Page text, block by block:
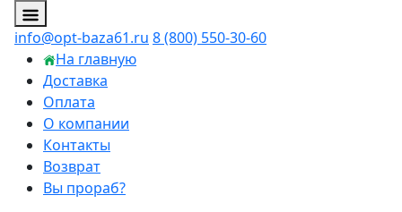
info@opt-baza61.ru 8 (800) 550-30-60
На главную
Доставка
Оплата
О компании
Контакты
Возврат
Вы прораб?